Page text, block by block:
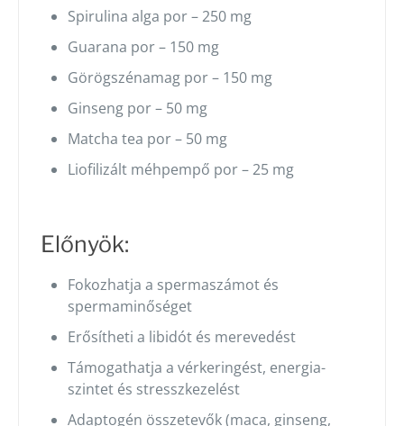
Spirulina alga por – 250 mg
Guarana por – 150 mg
Görögszénamag por – 150 mg
Ginseng por – 50 mg
Matcha tea por – 50 mg
Liofilizált méhpempő por – 25 mg
Előnyök:
Fokozhatja a spermaszámot és
spermaminőséget
Erősítheti a libidót és merevedést
Támogathatja a vérkeringést, energia-
szintet és stresszkezelést
Adaptogén összetevők (maca, ginseng,